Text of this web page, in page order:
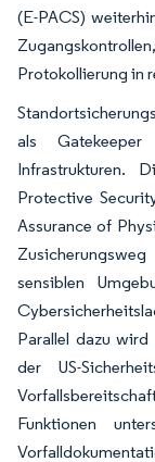
(E-PACS)
Protokollierung in
als
Infrastrukturen.
Protective
Assurance of
sensiblen
Parallel dazu wird
der US-
Funktionen